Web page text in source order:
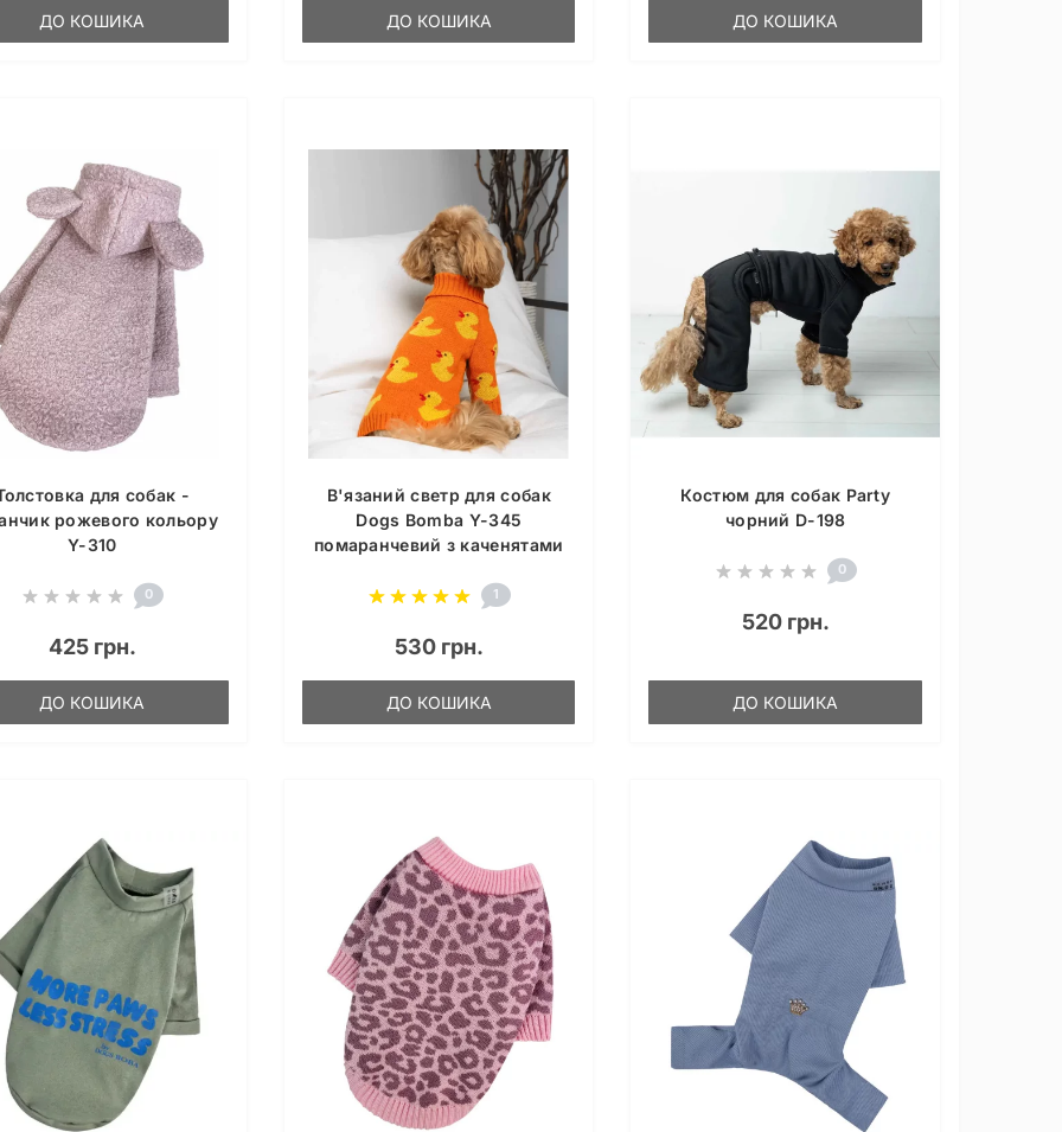
ДО КОШИКА ДО КОШИКА ДО КОШИКА
для собак -
рожевого кольору
Y-310
0
425 грн.
ДО КОШИКА
В'язаний светр для собак
Dogs Bomba Y-345
помаранчевий з каченятами
1
530 грн.
ДО КОШИКА
Костюм для собак Party
чорний D-198
0
520 грн.
ДО КОШИКА